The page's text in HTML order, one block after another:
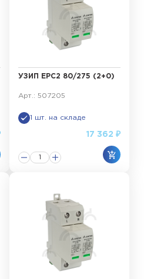
УЗИП ЕРС2 80/275 (2+0)
Арт.: 507205
1 шт. на складе
17 362 ₽